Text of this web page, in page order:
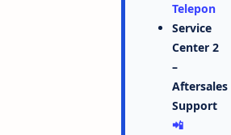
Telepon
Service
Center 2
–
Aftersales
Support
📲